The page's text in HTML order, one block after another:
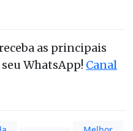
as principais
WhatsApp! Canal